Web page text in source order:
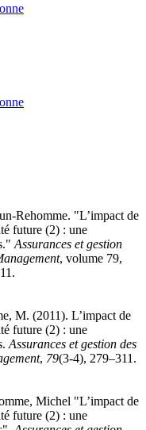
Rehomme. "L’impact de
future (2) : une
Assurances et gestion
, volume 79,
M. (2011). L’impact de
future (2) : une
Assurances et gestion des
, 79(3-4), 279–311.
Michel "L’impact de
future (2) : une